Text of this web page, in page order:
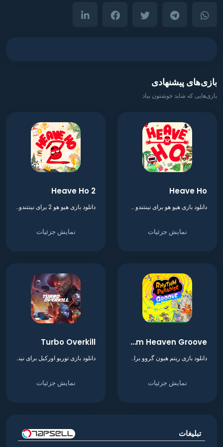
بازی‌های پیشنهادی
بازی‌هایی که شاید خوشتون بیاد
Heave Ho
دانلود بازی هیو هو برای نینتندو سوییچ
نمایش جزئیات
Heave Ho 2
دانلود بازی هیو هو 2 برای نینتندو سوییچ
نمایش جزئیات
Rhythm Heaven Groove
دانلود بازی ریتم هیون گروو برای نینتندو سوییچ
نمایش جزئیات
Turbo Overkill
دانلود بازی توربو اورکیل برای نینتندو سوییچ
نمایش جزئیات
تبلیغات